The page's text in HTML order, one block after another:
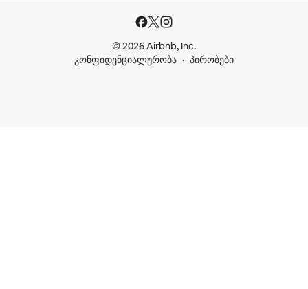
© 2026 Airbnb, Inc.
კონფიდენციალურობა
პირობები